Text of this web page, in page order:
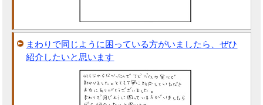
まわりで同じように困っている方がいましたら、ぜひ
紹介したいと思います